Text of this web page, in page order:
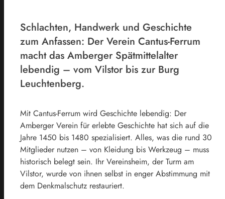
Schlachten, Handwerk und Geschichte
zum Anfassen: Der Verein Cantus-Ferrum
macht das Amberger Spätmittelalter
lebendig – vom Vilstor bis zur Burg
Leuchtenberg.
Mit Cantus-Ferrum wird Geschichte lebendig: Der
Amberger Verein für erlebte Geschichte hat sich auf die
Jahre 1450 bis 1480 spezialisiert. Alles, was die rund 30
Mitglieder nutzen – von Kleidung bis Werkzeug – muss
historisch belegt sein. Ihr Vereinsheim, der Turm am
Vilstor, wurde von ihnen selbst in enger Abstimmung mit
dem Denkmalschutz restauriert.